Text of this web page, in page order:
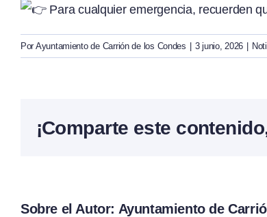
Para cualquier emergencia, recuerden
Por Ayuntamiento de Carrión de los Condes 3 junio, 2026
¡Comparte este
Sobre el Autor: Ayuntamiento de